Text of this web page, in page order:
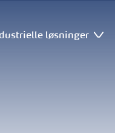
løsninger